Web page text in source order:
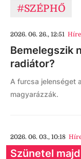
#SZÉPHŐ
2026. 06. 26., 12:51
Bemelegszik
radiátor?
A furcsa jelenséget
magyarázzák.
2026. 06. 03., 10:18
Szünetel